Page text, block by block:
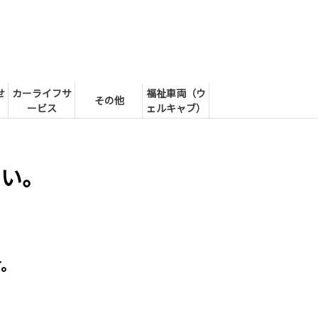
カーライフサ
ービス
その他
福祉車両（ウ
ェルキャブ）
。